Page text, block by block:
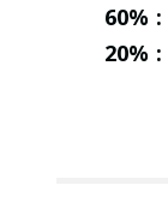
60% :
20% :